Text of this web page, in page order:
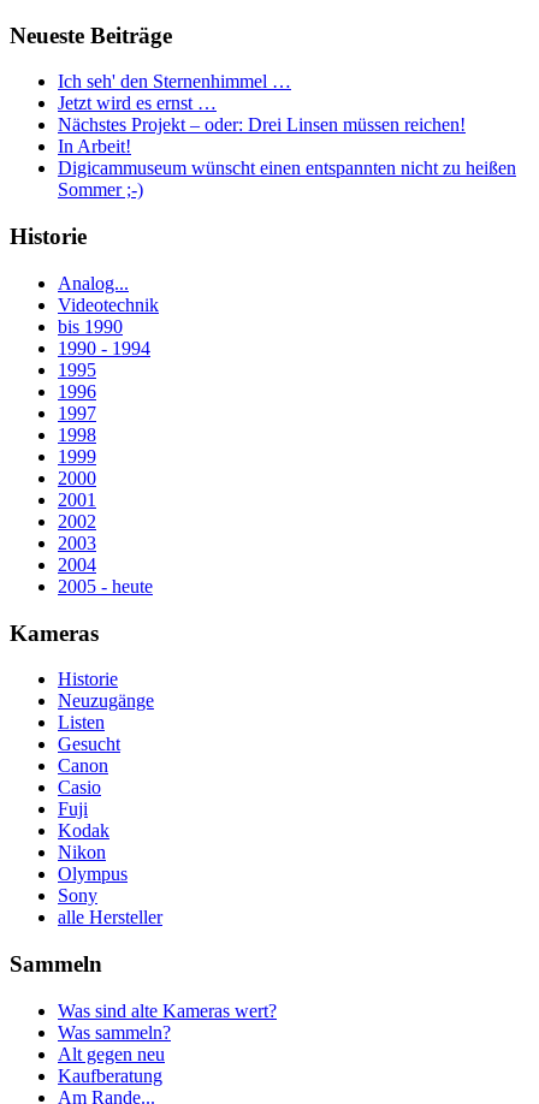
Neueste Beiträge
Ich seh' den Sternenhimmel …
Jetzt wird es ernst …
Nächstes Projekt – oder: Drei Linsen müssen reichen!
In Arbeit!
Digicammuseum wünscht einen entspannten nicht zu heißen
Sommer ;-)
Historie
Analog...
Videotechnik
bis 1990
1990 - 1994
1995
1996
1997
1998
1999
2000
2001
2002
2003
2004
2005 - heute
Kameras
Historie
Neuzugänge
Listen
Gesucht
Canon
Casio
Fuji
Kodak
Nikon
Olympus
Sony
alle Hersteller
Sammeln
Was sind alte Kameras wert?
Was sammeln?
Alt gegen neu
Kaufberatung
Am Rande...